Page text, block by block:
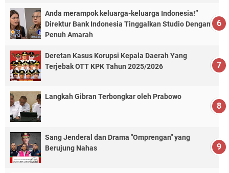
Anda merampok keluarga-keluarga Indonesia!”
Direktur Bank Indonesia Tinggalkan Studio Dengan
Penuh Amarah
Deretan Kasus Korupsi Kepala Daerah Yang
Terjebak OTT KPK Tahun 2025/2026
Langkah Gibran Terbongkar oleh Prabowo
Sang Jenderal dan Drama "Omprengan" yang
Berujung Nahas